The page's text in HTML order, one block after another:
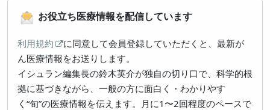
お役立ち医療情報を配信しています
利用規約
に同意して会員登録していただくと、最新が
ん医療情報をお送りします。
イシュラン編集長の鈴木英介が独自の切り口で、科学的根
拠に基づきながら、一般の方に面白く・わかりやす
く“旬”の医療情報を伝えます。月に1〜2回程度のペースで